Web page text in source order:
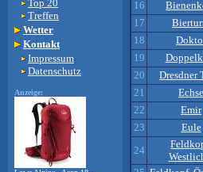
Top 20
Treffen
Wetter
Kontakt
Impressum
Datenschutz
Anzeige:
16
17
18
19
20
Dresdner
21
Echse
22
Emir
23
Eule
24